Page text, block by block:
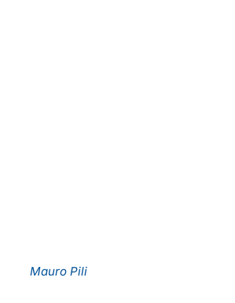
Mauro Pili